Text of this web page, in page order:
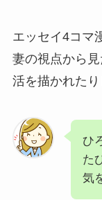
エッセイ4コマ
妻の視点から
活を描かれたり
ひ
た
気